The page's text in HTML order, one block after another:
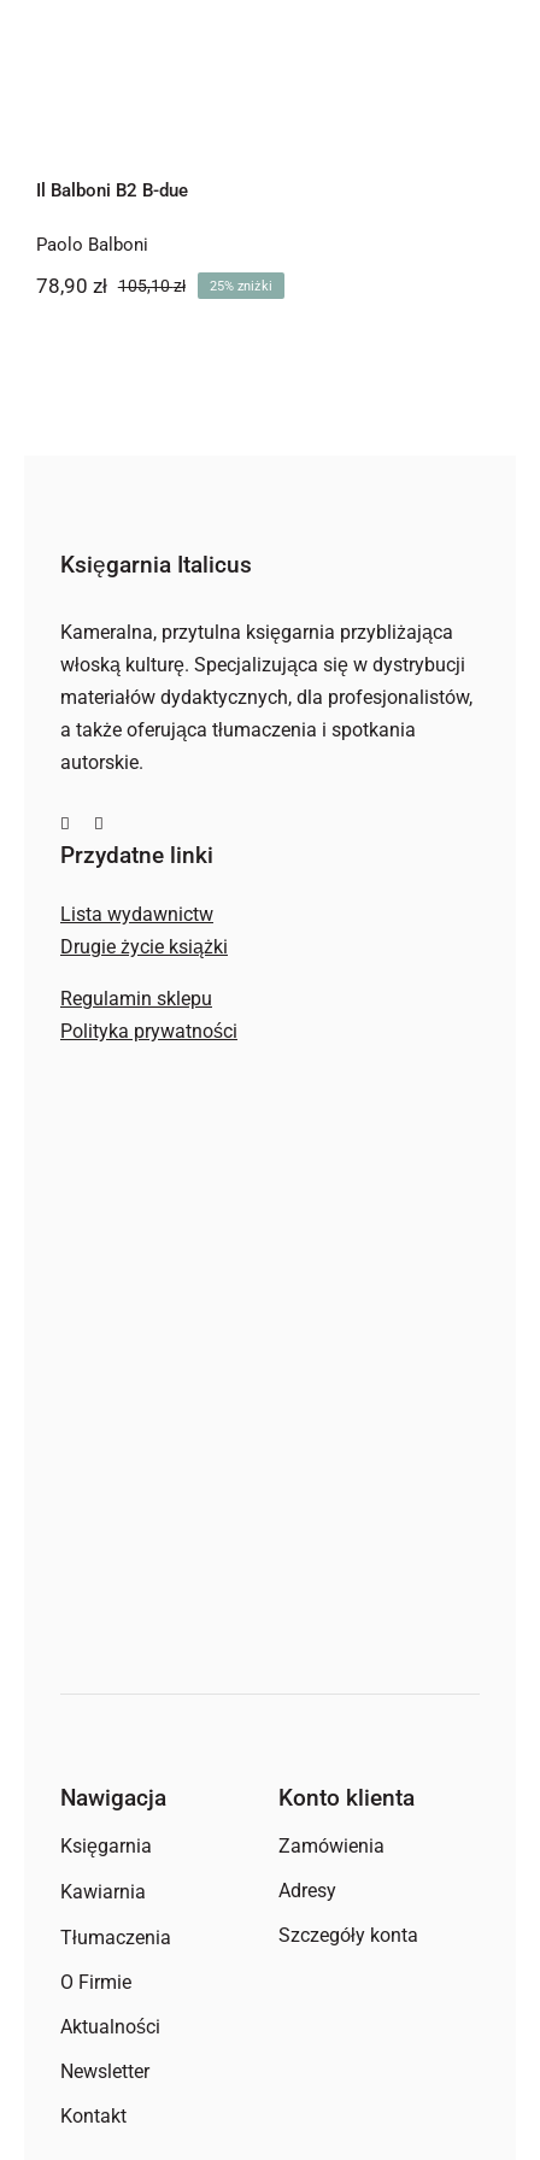
Il Balboni B2 B-due
Paolo Balboni
105,10złPierwotna
78,90 zł
Aktualna
25% zniżki
Księgarnia Italicus
Kameralna, przytulna księgarnia przybliżająca
włoską kulturę. Specjalizująca się w dystrybucji
materiałów dydaktycznych, dla profesjonalistów,
a także oferująca tłumaczenia i spotkania
autorskie.
Przydatne linki
Lista wydawnictw
Drugie życie książki
Regulamin sklepu
Polityka prywatności
Nawigacja
Księgarnia
Kawiarnia
Tłumaczenia
O Firmie
Aktualności
Newsletter
Kontakt
Konto klienta
Zamówienia
Adresy
Szczegóły konta